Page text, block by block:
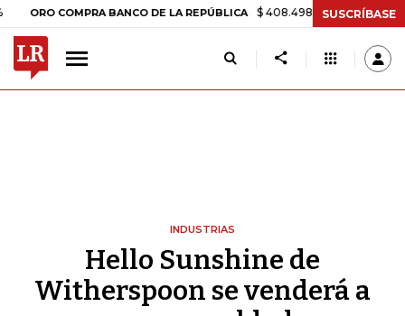
COMPRA BANCO DE LA REPÚBLICA $ 408.498,97 +$ 8.753,81 +2,19%
SUSCRÍBASE
INDUSTRIAS
Hello Sunshine de
Witherspoon se venderá a